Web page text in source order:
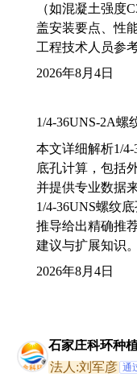
（如混凝土强度
盖安装要点、性
工程技术人员参考
2026年8月4日
1/4-36UNS-2A螺
本文详细解析1/
底孔计算，包括
并提供专业数据
1/4-36UNS螺纹
推导给出精确推
建议与扩展知识。
2026年8月4日
石家庄科环种
法人:刘军彦 通